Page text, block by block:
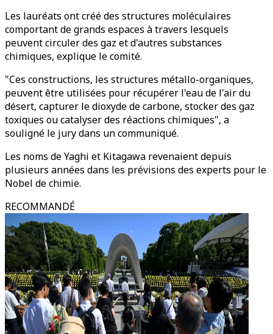
Les lauréats ont créé des structures moléculaires
comportant de grands espaces à travers lesquels
peuvent circuler des gaz et d'autres substances
chimiques, explique le comité.
"Ces constructions, les structures métallo-organiques,
peuvent être utilisées pour récupérer l'eau de l'air du
désert, capturer le dioxyde de carbone, stocker des gaz
toxiques ou catalyser des réactions chimiques", a
souligné le jury dans un communiqué.
Les noms de Yaghi et Kitagawa revenaient depuis
plusieurs années dans les prévisions des experts pour le
Nobel de chimie.
RECOMMANDÉ